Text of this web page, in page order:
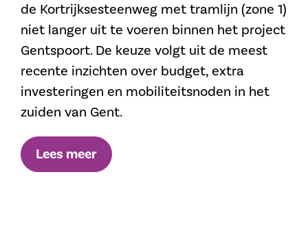
de Kortrijksesteenweg met tramlijn (zone 1)
niet langer uit te voeren binnen het project
Gentspoort. De keuze volgt uit de meest
recente inzichten over budget, extra
investeringen en mobiliteitsnoden in het
zuiden van Gent.
Lees meer